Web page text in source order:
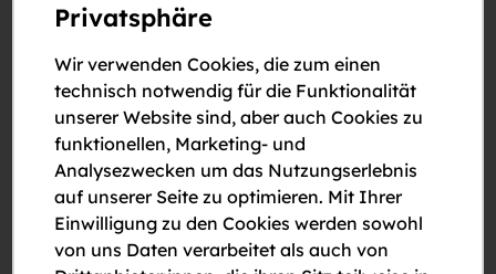
Telefonnummer *
Anmerkungen
Privatsphäre
Wir verwenden Cookies, die zum einen
technisch notwendig für die Funktionalität
unserer Website sind, aber auch Cookies zu
funktionellen, Marketing- und
Analysezwecken um das Nutzungserlebnis
auf unserer Seite zu optimieren. Mit Ihrer
Einwilligung zu den Cookies werden sowohl
von uns Daten verarbeitet als auch von